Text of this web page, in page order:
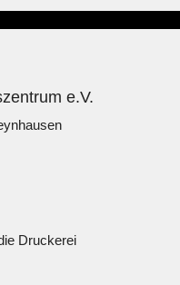
e.V.
Druckerei